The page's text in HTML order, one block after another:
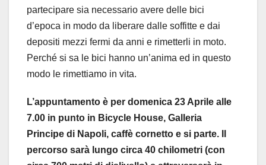
partecipare sia necessario avere delle bici
d’epoca in modo da liberare dalle soffitte e dai
depositi mezzi fermi da anni e rimetterli in moto.
Perché si sa le bici hanno un’anima ed in questo
modo le rimettiamo in vita.
L’appuntamento è per domenica 23 Aprile alle
7.00 in punto in Bicycle House, Galleria
Principe di Napoli, caffè cornetto e si parte. Il
percorso sarà lungo circa 40 chilometri (con